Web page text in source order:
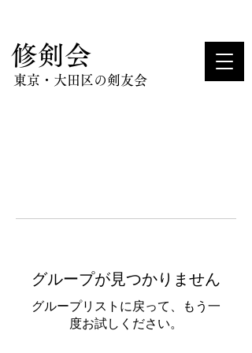
​修剣会
東京・大田区の剣友会
グループが見つかりません
グループリストに戻って、もう一
度お試しください。